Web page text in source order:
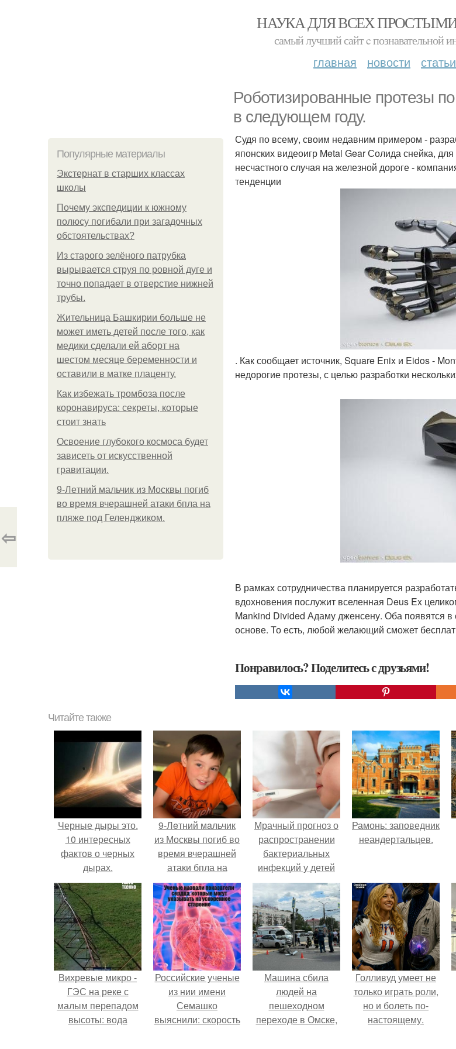
НАУКА ДЛЯ ВСЕХ
самый лучший сайт c познавательной
главная новости статьи
Роботизированные протезы
в следующем году.
Популярные материалы
Экстернат в старших классах
школы
Почему экспедиции к южному
полюсу погибали при загадочных
обстоятельствах?
Из старого зелёного патрубка
вырывается струя по ровной дуге и
точно попадает в отверстие нижней
трубы.
Жительница Башкирии больше не
может иметь детей после того, как
медики сделали ей аборт на
шестом месяце беременности и
оставили в матке плаценту.
Как избежать тромбоза после
коронавируса: секреты, которые
стоит знать
Освоение глубокого космоса будет
зависеть от искусственной
гравитации.
9-Лeтний мaльчик из Москвы погиб
во время вчерашней атаки бпла на
пляже под Геленджиком.
Судя по всему, своим недавним примером -
японских видеоигр Metal Gear Солида снейка,
несчастного случая на железной дороге -
тенденции
. Как сообщает источник, Square Enix и Eidos -
недорогие протезы, с целью разработки
В рамках сотрудничества планируется
вдохновения послужит вселенная Deus Ex
Mankind Divided Адаму дженсену. Оба появятся в
основе. То есть, любой желающий сможет
Понравилось? Поделитесь с друзьями!
⇦
Читайте также
Черные дыры это.
10 интересных
фактов о черных
дырах.
9-Лeтний мaльчик
из Москвы погиб во
время вчерашней
атаки бпла на
пляже под
Геленджиком.
Мрачный прогноз о
распространении
бактериальных
инфекций у детей
вышел.
Рамонь: заповедник
неандертальцев.
Вихревые микро -
ГЭС на реке с
малым перепадом
высоты: вода
Российские ученые
из нии имени
Семашко
выяснили: скорость
Машина сбила
людей на
пешеходном
переходе в Омске,
Голливуд умеет не
только играть роли,
но и болеть по-
настоящему.